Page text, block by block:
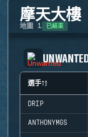
摩天大樓
地圖 1 已結束
選手
DRIP
ANTHONYMGS